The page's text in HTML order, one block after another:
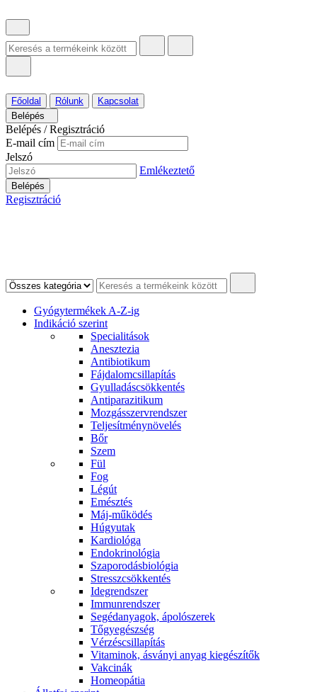
Főoldal Rólunk
Kapcsolat
Belépés
Belépés / Regisztráció
E-mail cím
Jelszó
Emlékeztető
Belépés
Regisztráció
Gyógytermékek A-Z-ig
Indikáció szerint
Specialitások
Anesztezia
Antibiotikum
Fájdalomcsillapítás
Gyulladáscsökkentés
Antiparazitikum
Mozgásszervrendszer
Teljesítménynövelés
Bőr
Szem
Fül
Fog
Légút
Emésztés
Máj-működés
Húgyutak
Kardiológa
Endokrinológia
Szaporodásbiológia
Stresszcsökkentés
Idegrendszer
Immunrendszer
Segédanyagok, ápolószerek
Tőgyegészség
Vérzéscsillapítás
Vitaminok, ásványi anyag kiegészítők
Vakcinák
Homeopátia